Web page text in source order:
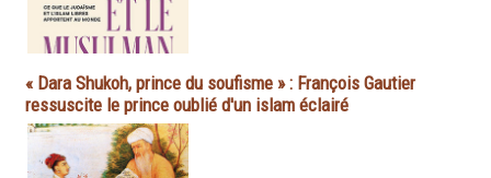
« Dara Shukoh, prince du soufisme » : François Gautier
ressuscite le prince oublié d'un islam éclairé